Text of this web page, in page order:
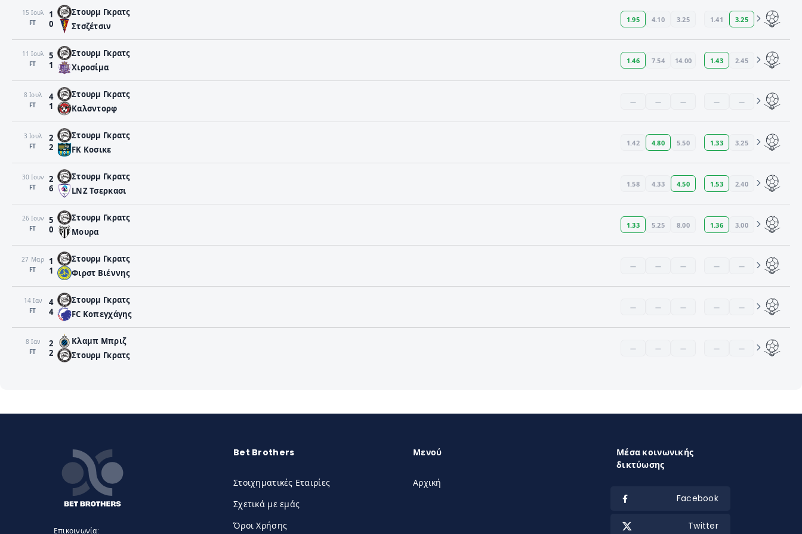
15 Ιουλ
FΤ
1
0
Στουρμ Γκρατς
Στσζέτσιν
1.95 4.10 3.25 1.41 3.25
11 Ιουλ
FΤ
5
1
Στουρμ Γκρατς
Χιροσίμα
1.46 7.54 14.00 1.43 2.45
8 Ιουλ
FΤ
4
1
Στουρμ Γκρατς
Καλσντορφ
— — — — —
3 Ιουλ
FΤ
2
2
Στουρμ Γκρατς
FK Κοσικε
1.42 4.80 5.50 1.33 3.25
30 Ιουν
FΤ
2
6
Στουρμ Γκρατς
LNZ Τσερκασι
1.58 4.33 4.50 1.53 2.40
26 Ιουν
FΤ
5
0
Στουρμ Γκρατς
Μουρα
1.33 5.25 8.00 1.36 3.00
27 Μαρ
FΤ
1
1
Στουρμ Γκρατς
Φιρστ Βιέννης
— — — — —
14 Ιαν
FΤ
4
4
Στουρμ Γκρατς
FC Κοπεγχάγης
— — — — —
8 Ιαν
FΤ
2
2
Κλαμπ Μπριζ
Στουρμ Γκρατς
— — — — —
Επικοινωνία:
Bet Brothers
Στοιχηματικές Εταιρίες
Σχετικά με εμάς
Όροι Χρήσης
Μενού
Αρχική
Μέσα κοινωνικής
δικτύωσης
Facebook
Twitter